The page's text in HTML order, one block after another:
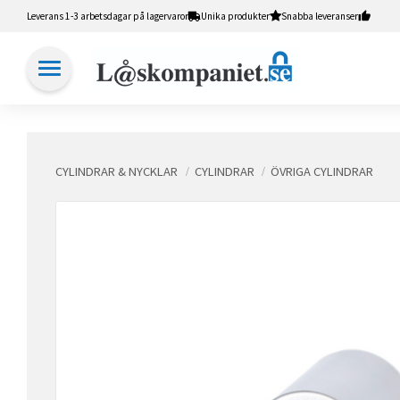
Leverans 1-3 arbetsdagar på lagervaror Unika produkter Snabba leveranser
CYLINDRAR & NYCKLAR CYLINDRAR ÖVRIGA CYLINDRAR